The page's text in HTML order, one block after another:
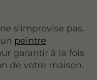
s'improvise pas.
peintre
garantir à la fois
de votre maison.